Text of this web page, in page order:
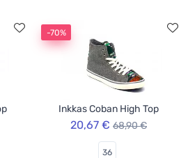
-70%
Inkkas Coban High Top
20,67 € 68,90 €
36